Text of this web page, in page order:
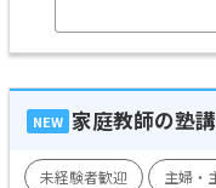
NEW 家庭教師の塾
未経験者歓迎 主婦・